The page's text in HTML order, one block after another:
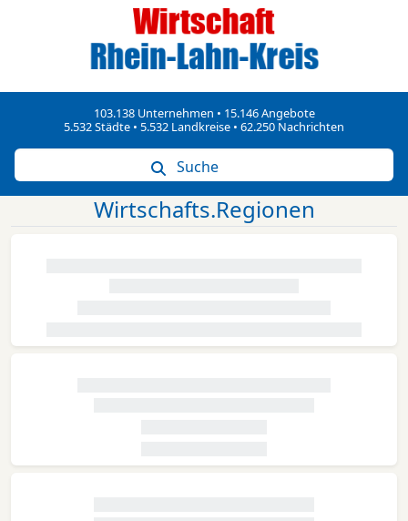
103.138 Unternehmen • 15.146 Angebote
5.532 Städte • 5.532 Landkreise • 62.250 Nachrichten
Suche
Wirtschafts.Regionen